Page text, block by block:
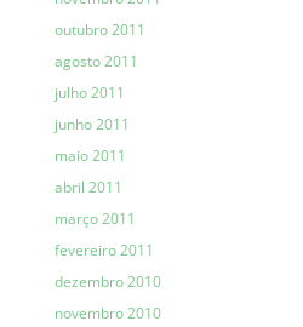
outubro 2011
agosto 2011
julho 2011
junho 2011
maio 2011
abril 2011
março 2011
fevereiro 2011
dezembro 2010
novembro 2010